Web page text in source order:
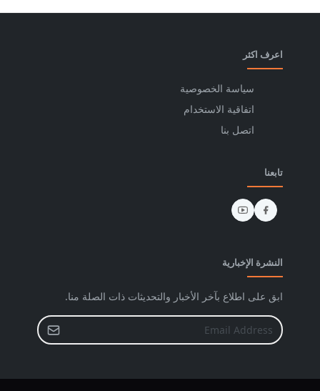
اعرف اكثر
سياسة الخصوصية
اتفاقية الاستخدام
اتصل بنا
تابعنا
النشرة الإخبارية
ابق على اطلاع بآخر الأخبار والتحديثات ذات الصلة منا.